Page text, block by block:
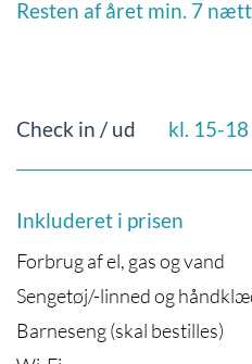
Resten af året min. 7
Check in / ud kl. 15-
Inkluderet i prisen
Forbrug af el, gas og vand
Sengetøj/-linned og
Barneseng (skal bestilles)